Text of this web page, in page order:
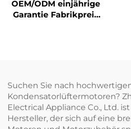
OEM/ODM einjährige
Garantie Fabrikpreis
Suchen Sie nach
Kondensatorlüftermotoren?
Electrical Appliance Co., Ltd.
Hersteller, der sich auf eine